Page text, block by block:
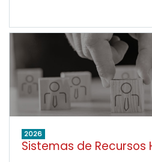
2026
Sistemas de Recursos